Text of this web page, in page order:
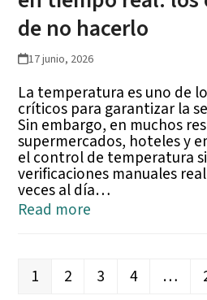
de no hacerlo
17 junio, 2026
La temperatura es uno de
críticos para garantizar la
Sin embargo, en muchos
supermercados, hoteles y
el control de temperatura
verificaciones manuales
veces al día…
Read more
Page
1 Page
2 Page
3 Page
4 …